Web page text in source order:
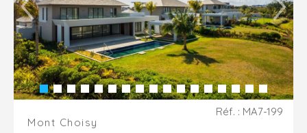
Mont Choisy
Réf. : MA7-199